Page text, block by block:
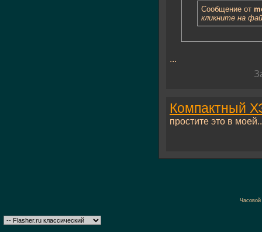
Сообщение от
кликните на
...
Компактный
простите это в